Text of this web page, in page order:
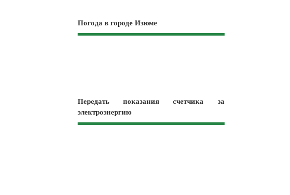
Погода в городе Изюме
Передать показания счетчика за
электроэнергию